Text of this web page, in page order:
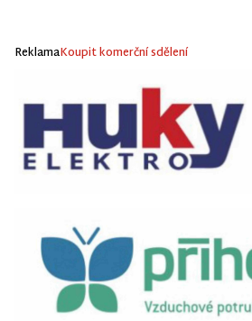
ReklamaKoupit komerční sdělení